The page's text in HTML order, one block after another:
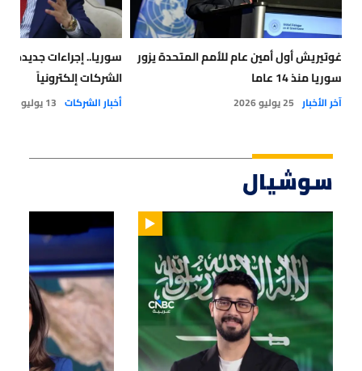
غوتيريش أول أمين عام للأمم المتحدة يزور
سوريا منذ 14 عاما
آخر الأخبار 25 يوليو 2026
سوريا.. إجراءات
الشركات إلكترونياً
أخبار الشركات 13 يوليو 2026
سوشيال